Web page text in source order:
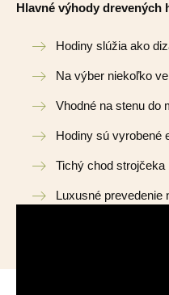
Hlavné výhody drevených
Hodiny slúžia ako
Na výber niekoľko
Vhodné na stenu do
Hodiny sú vyrobené
Tichý chod strojčeka
Luxusné prevedenie